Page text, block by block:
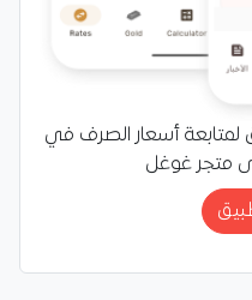
أسعار الصرف في
متجر غوغل